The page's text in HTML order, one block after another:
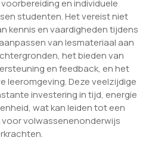
en individuele
studenten. Het vereist niet
kennis en vaardigheden tijdens
van lesmateriaal aan
het bieden van
en feedback, en het
leeromgeving. Deze veelzijdige
investering in tijd, energie
wat kan leiden tot een
voor volwassenenonderwijs